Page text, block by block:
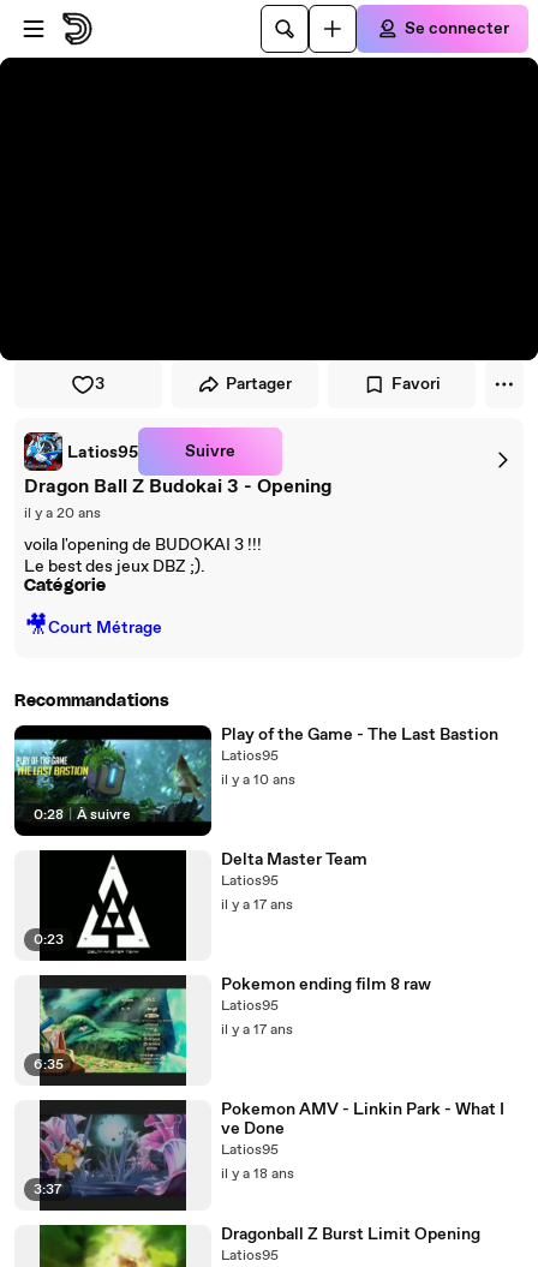
Passer au player
Passer au contenu principal
Se connecter
3 Partager Favori
Latios95 Suivre
Dragon Ball Z Budokai 3 - Opening
il y a 20 ans
voila l'opening de BUDOKAI 3 !!!
Le best des jeux DBZ ;).
Catégorie
🎥Court Métrage
Recommandations
0:28 | À suivre
Play of the Game - The Last Bastion
Latios95
il y a 10 ans
0:23
Delta Master Team
Latios95
il y a 17 ans
6:35
Pokemon ending film 8 raw
Latios95
il y a 17 ans
3:37
Pokemon AMV - Linkin Park - What I
ve Done
Latios95
il y a 18 ans
Dragonball Z Burst Limit Opening
Latios95